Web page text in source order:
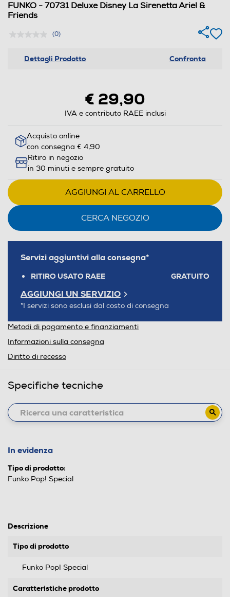
FUNKO - 70731 Deluxe Disney La Sirenetta Ariel &
Friends
(0)
Dettagli Prodotto Confronta
€ 29,90
IVA e contributo RAEE inclusi
Acquisto online
con consegna € 4,90
Ritiro in negozio
in 30 minuti e sempre gratuito
AGGIUNGI AL CARRELLO
CERCA NEGOZIO
Servizi aggiuntivi alla consegna*
RITIRO USATO RAEE GRATUITO
AGGIUNGI UN SERVIZIO
*I servizi sono esclusi dal costo di consegna
Metodi di pagamento e finanziamenti
Informazioni sulla consegna
Diritto di recesso
Specifiche tecniche
In evidenza
Tipo di prodotto:
Funko Pop! Special
Descrizione
Tipo di prodotto
Funko Pop! Special
Caratteristiche prodotto